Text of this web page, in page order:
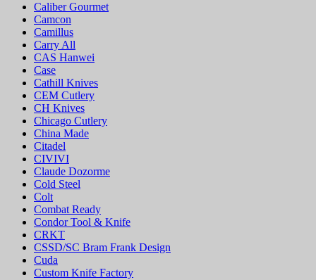
Caliber Gourmet
Camcon
Camillus
Carry All
CAS Hanwei
Case
Cathill Knives
CEM Cutlery
CH Knives
Chicago Cutlery
China Made
Citadel
CIVIVI
Claude Dozorme
Cold Steel
Colt
Combat Ready
Condor Tool & Knife
CRKT
CSSD/SC Bram Frank Design
Cuda
Custom Knife Factory